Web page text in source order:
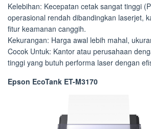
Kelebihan: Kecepatan cetak sangat tinggi
operasional rendah dibandingkan laserjet,
fitur keamanan canggih.
Kekurangan: Harga awal lebih mahal,
Cocok Untuk: Kantor atau perusahaan
tinggi yang butuh performa laser dengan
Epson EcoTank ET-M3170